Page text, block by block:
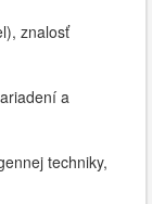
znalosť
a
techniky,